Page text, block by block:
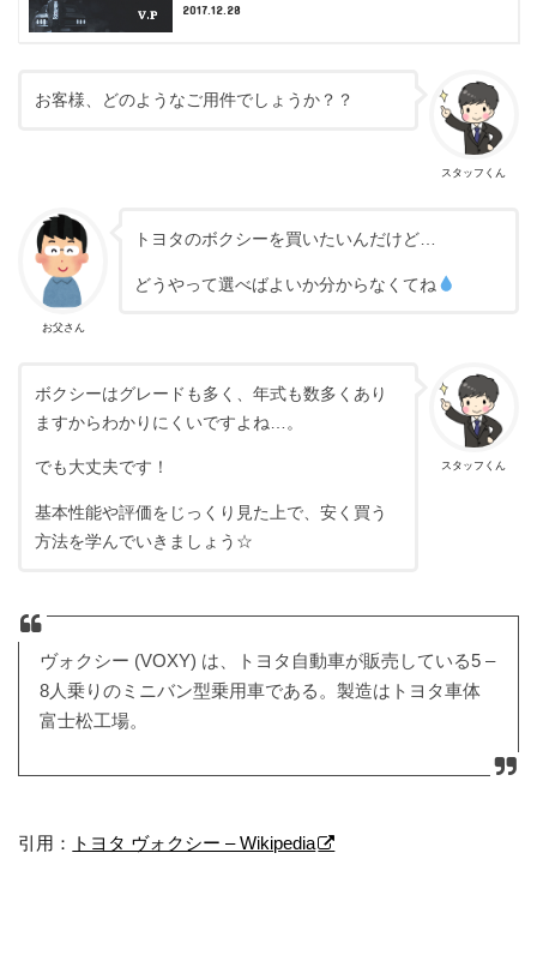
2017.12.28
スタッフくん
お客様、どのようなご用件でしょうか？？
お父さん
トヨタのボクシーを買いたいんだけど…
どうやって選べばよいか分からなくてね
スタッフくん
ボクシーはグレードも多く、年式も数多くあり
ますからわかりにくいですよね…。
でも大丈夫です！
基本性能や評価をじっくり見た上で、安く買う
方法を学んでいきましょう☆
ヴォクシー (VOXY) は、トヨタ自動車が販売している5 –
8人乗りのミニバン型乗用車である。製造はトヨタ車体
富士松工場。
引用： トヨタ ヴォクシー – Wikipedia